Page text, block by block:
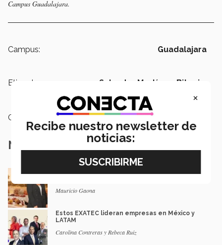
Campus Guadalajara.
Campus: Guadalajara
Etiquetas: Salvador Martínez,
Bitcoin,
Categoría: Emprendedores
Notas Relacionadas
Mauricio Gaona
Estos EXATEC lideran empresas en México y
LATAM
Carolina Contreras y Rebeca Ruiz
×
Recibe nuestro newsletter de
noticias: